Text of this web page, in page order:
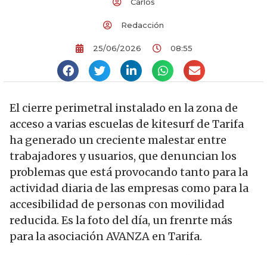
Redacción
25/06/2026 08:55
El cierre perimetral instalado en la zona de
acceso a varias escuelas de kitesurf de Tarifa
ha generado un creciente malestar entre
trabajadores y usuarios, que denuncian los
problemas que está provocando tanto para la
actividad diaria de las empresas como para la
accesibilidad de personas con movilidad
reducida. Es la foto del día, un frenrte más
para la asociación AVANZA en Tarifa.